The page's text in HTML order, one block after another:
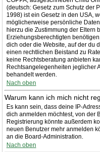
(deutsch: Gesetz zum Schutz der
1998) ist ein Gesetz in den USA,
möglicherweise persönliche
hierzu die Zustimmung der Eltern
Erziehungsberechtigten
dich oder die Website, auf der du
einen rechtlichen Beistand zu
keine Rechtsberatung anbieten
Rechtsangelegenheiten jeglicher
behandelt werden.
Nach oben
Warum kann ich mich nicht
Es kann sein, dass deine IP-
dich anmelden möchtest, von der
Registrierung könnte außerdem
neuen Benutzer mehr anmelden
an die Board-Administration.
Nach oben